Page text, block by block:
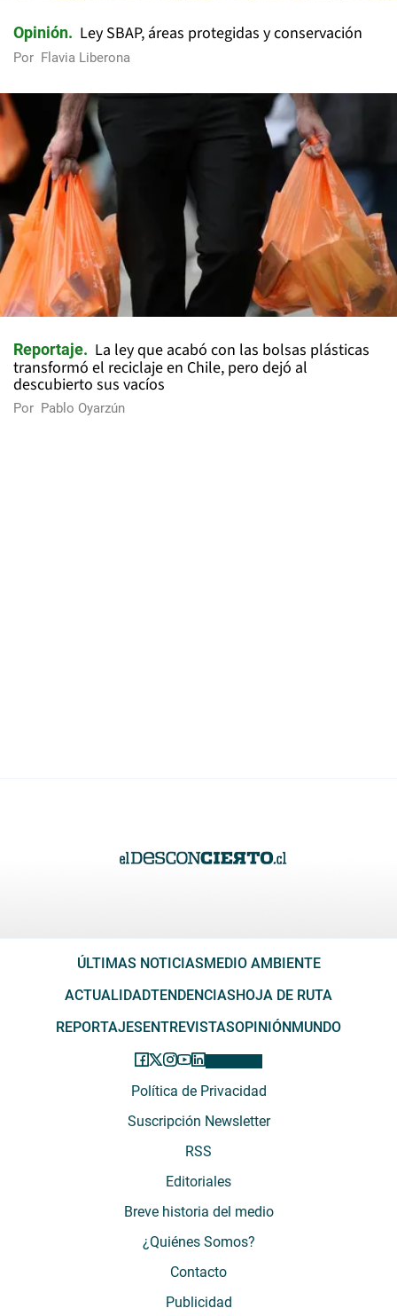
Opinión Ley SBAP, áreas protegidas y conservación
Por Flavia Liberona
Reportaje
La ley que acabó con las bolsas plásticas
transformó el reciclaje en Chile, pero dejó al
descubierto sus vacíos
Por Pablo Oyarzún
ÚLTIMAS NOTICIASMEDIO AMBIENTE
ACTUALIDADTENDENCIASHOJA DE RUTA
REPORTAJESENTREVISTASOPINIÓNMUNDO
Política de Privacidad
Suscripción Newsletter
RSS
Editoriales
Breve historia del medio
¿Quiénes Somos?
Contacto
Publicidad